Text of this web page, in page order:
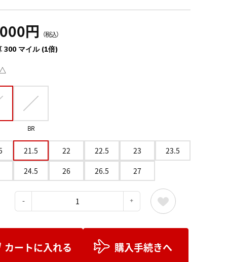
円 （税込）
300 マイル (1倍)
BR
21.5 22 22.5 23
23.5
24.5
26 26.5 27
カートに入れる 購入手続きへ